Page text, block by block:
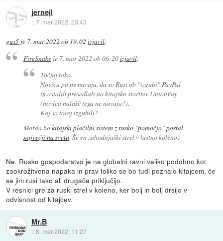
jernejl
::7. mar 2022, 23:43
gus5 je 7. mar 2022 ob 19:02 izjavil:
FireSnakeje 7. mar 2022 ob 06:20izjavil:
Točno tako.
Novica pa ne navaja, da so Rusi ob "izgubi" PayPal
in ostalih presedlali na kitajsko storitev UnionPay
(novica nalašč tega ne navaja?).
Kaj so torej izgubili?
Morda bokitajski plačilni sistem z rusko "pomočjo" postal
največji na svetu. Še en zahodnjaški strel v lastno koleno?
Ne. Rusko gospodarstvo je na globalni ravni veliko podobno kot
zaokrožitvena napaka in prav toliko se bo tudi poznalo kitajcem, če
se jim rusi tako ali drugače priključijo.
V resnici gre za ruski strel v koleno, ker bolj in bolj drsijo v
odvisnost od kitajcev.
Mr.B
::8. mar 2022, 11:27